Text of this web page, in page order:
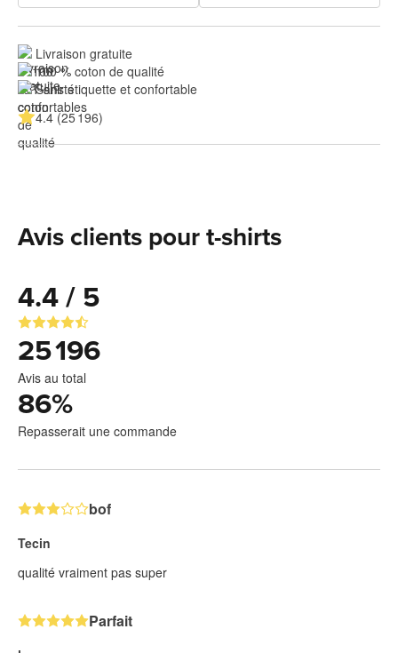
Livraison gratuite
100 % coton de qualité
Sans étiquette et confortable
4.4 (25 196)
Avis clients pour t-shirts
4.4 / 5
25 196
Avis au total
86%
Repasserait une commande
bof
Tecin
qualité vraiment pas super
Parfait